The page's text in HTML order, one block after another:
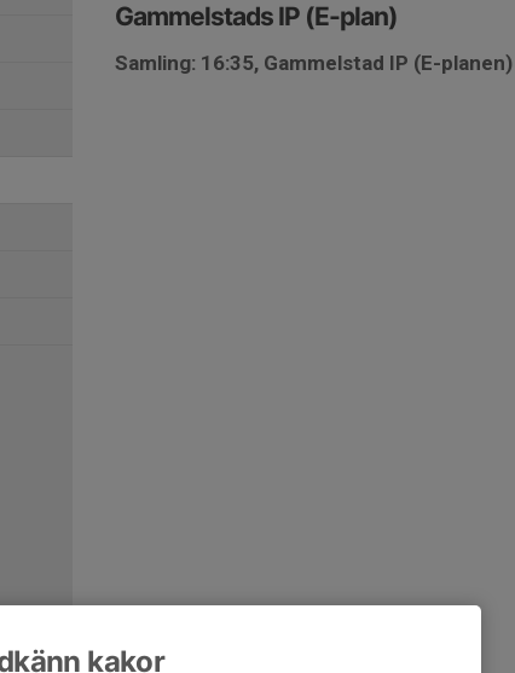
Gammelstads IP (E-plan)
Samling: 16:35, Gammelstad IP (E-planen)
kakor